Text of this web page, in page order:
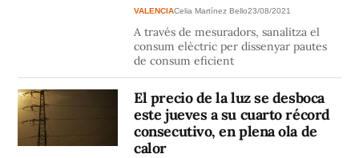
VALENCIACelia Martínez Bello23/08/2021
A través de mesuradors, sanalitza el
consum elèctric per dissenyar pautes
de consum eficient
El precio de la luz se desboca
este jueves a su cuarto récord
consecutivo, en plena ola de
calor